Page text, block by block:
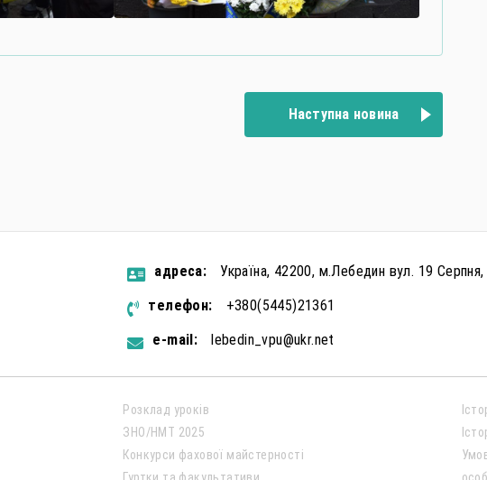
Наступна новина
aдресa:
Україна, 42200, м.Лебедин вул. 19 Серпня,
телефон:
+380(5445)21361
e-mail:
lebedin_vpu@ukr.net
Розклад уроків
ЗНО/НМТ 2025
Конкурси фахової майстерності